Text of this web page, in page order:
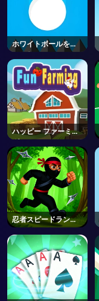
ホワイトボールを落
とさないで
ハッピー ファーミン
グ
忍者スピードランナ
ー